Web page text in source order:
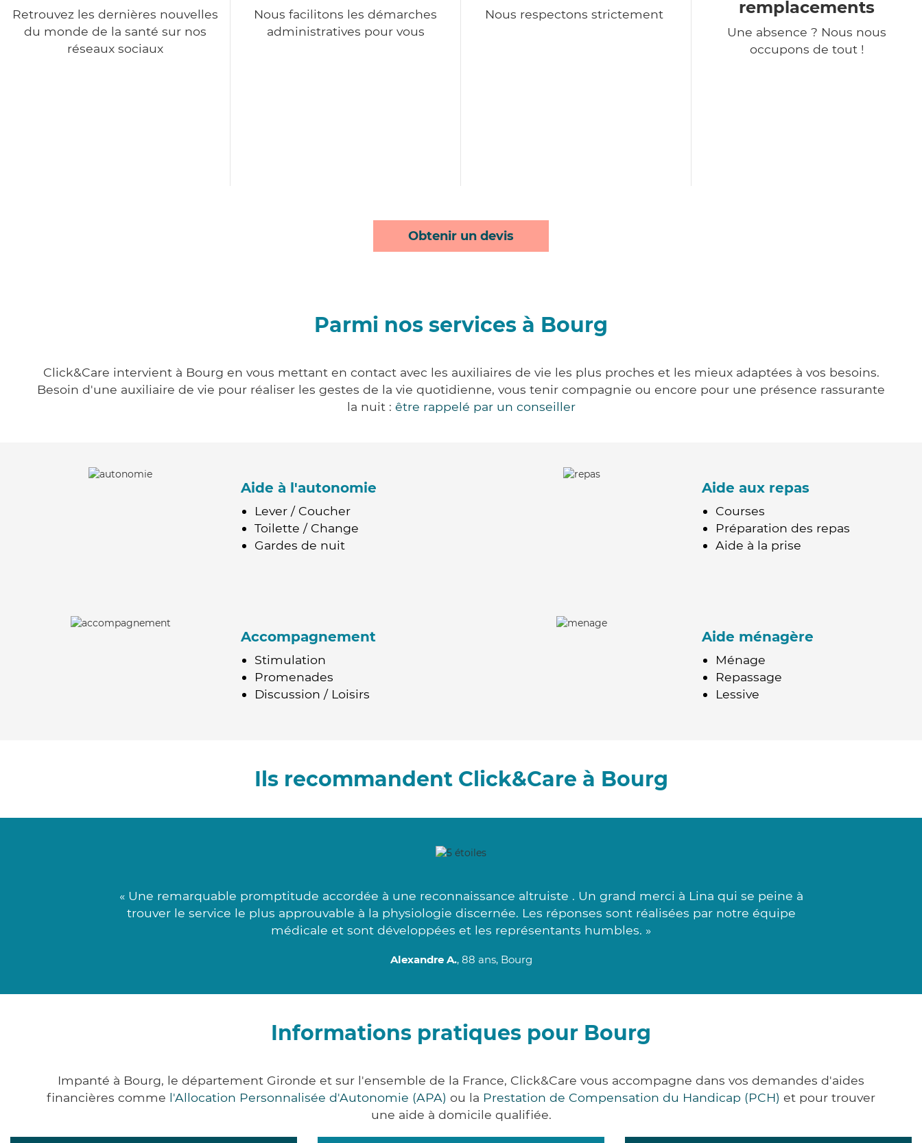
Retrouvez les dernières nouvelles
du monde de la santé sur nos
réseaux sociaux
Nous facilitons les démarches
administratives pour vous
Nous respectons strictement
remplacements
Une absence ? Nous nous
occupons de tout !
Obtenir un devis
Parmi nos services à Bourg
Click&Care intervient à Bourg en vous mettant en contact avec les auxiliaires de vie les plus proches et les mieux adaptées à vos besoins.
Besoin d'une auxiliaire de vie pour réaliser les gestes de la vie quotidienne, vous tenir compagnie ou encore pour une présence rassurante
la nuit : être rappelé par un conseiller
Aide à l'autonomie
Lever / Coucher
Toilette / Change
Gardes de nuit
Aide aux repas
Courses
Préparation des repas
Aide à la prise
Accompagnement
Stimulation
Promenades
Discussion / Loisirs
Aide ménagère
Ménage
Repassage
Lessive
Ils recommandent Click&Care à Bourg
« Une remarquable promptitude accordée à une reconnaissance altruiste . Un grand merci à Lina qui se peine à
trouver le service le plus approuvable à la physiologie discernée. Les réponses sont réalisées par notre équipe
médicale et sont développées et les représentants humbles. »
Alexandre A., 88 ans, Bourg
Informations pratiques pour Bourg
Impanté à Bourg, le département Gironde et sur l'ensemble de la France, Click&Care vous accompagne dans vos demandes d'aides
financières comme l'Allocation Personnalisée d'Autonomie (APA) ou la Prestation de Compensation du Handicap (PCH) et pour trouver
une aide à domicile qualifiée.